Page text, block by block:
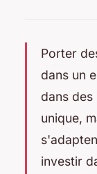
Porter
dans un
dans
unique,
investir